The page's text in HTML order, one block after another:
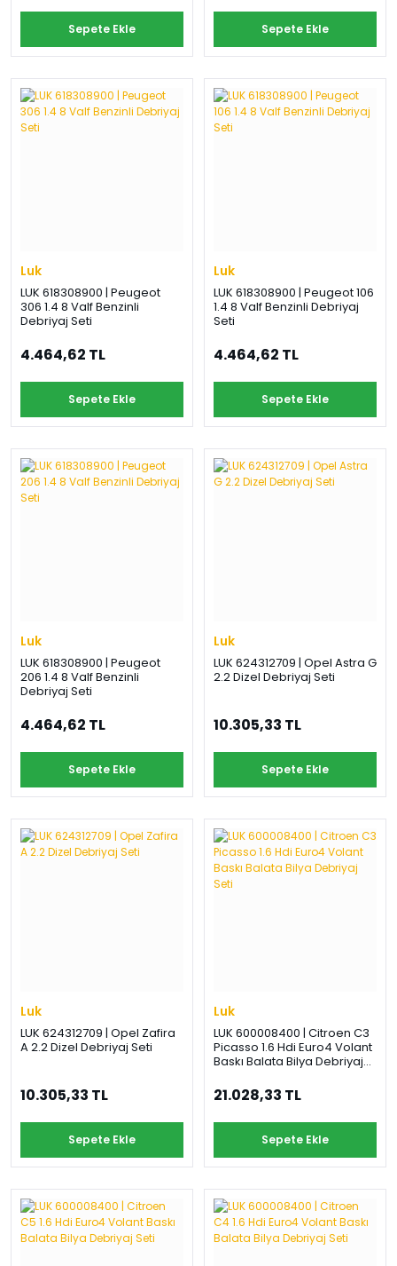
Sepete Ekle Sepete Ekle
Luk
LUK 618308900 | Peugeot
306 1.4 8 Valf Benzinli
Debriyaj Seti
4.464,62 TL
Sepete Ekle
Luk
LUK 618308900 | Peugeot 106
1.4 8 Valf Benzinli Debriyaj
Seti
4.464,62 TL
Sepete Ekle
Luk
LUK 618308900 | Peugeot
206 1.4 8 Valf Benzinli
Debriyaj Seti
4.464,62 TL
Sepete Ekle
Luk
LUK 624312709 | Opel Astra G
2.2 Dizel Debriyaj Seti
10.305,33 TL
Sepete Ekle
Luk
LUK 624312709 | Opel Zafira
A 2.2 Dizel Debriyaj Seti
10.305,33 TL
Sepete Ekle
Luk
LUK 600008400 | Citroen C3
Picasso 1.6 Hdi Euro4 Volant
Baskı Balata Bilya Debriyaj
21.028,33 TL
Sepete Ekle